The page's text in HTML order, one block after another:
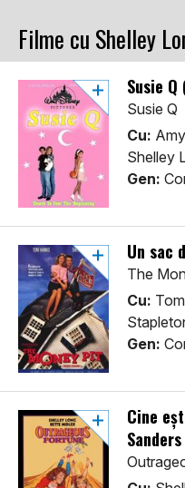
Filme cu Shelley
Susie Q
Susie Q
Cu:
Shelley
Gen:
Un sac
The
Cu:
Gen:
Cine